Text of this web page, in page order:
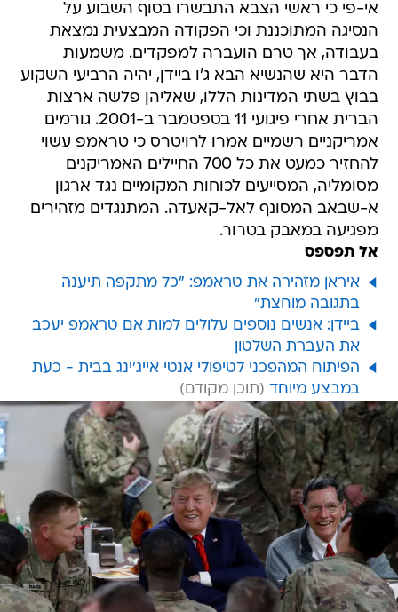
אי-פי כי ראשי הצבא התבשרו בסוף השבוע על
הנסיגה המתוכננת וכי הפקודה המבצעית נמצאת
בעבודה, אך טרם הועברה למפקדים. משמעות
הדבר היא שהנשיא הבא ג'ו ביידן, יהיה הרביעי השקוע
בבוץ בשתי המדינות הללו, שאליהן פלשה ארצות
הברית אחרי פיגועי 11 בספטמבר ב-2001. גורמים
אמריקניים רשמיים אמרו לרויטרס כי טראמפ עשוי
להחזיר כמעט את כל 700 החיילים האמריקנים
מסומליה, המסייעים לכוחות המקומיים נגד ארגון
א-שבאב המסונף לאל-קאעדה. המתנגדים מזהירים
מפגיעה במאבק בטרור.
אל תפספס
איראן מזהירה את טראמפ: "כל מתקפה תיענה
בתגובה מוחצת"
ביידן: אנשים נוספים עלולים למות אם טראמפ יעכב
את העברת השלטון
הפיתוח המהפכני לטיפולי אנטי אייג'ינג בבית - כעת
במבצע מיוחד